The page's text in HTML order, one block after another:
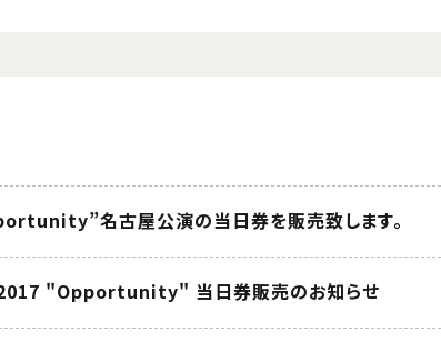
名古屋公演の当日券を販売致します。
"Opportunity" 当日券販売のお知らせ